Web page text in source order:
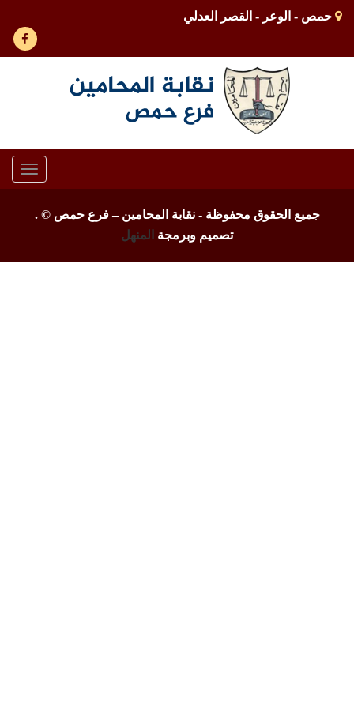
حمص - الوعر - القصر العدلي
جميع الحقوق محفوظة - نقابة المحامين – فرع حمص ©.
تصميم وبرمجة
المنهل